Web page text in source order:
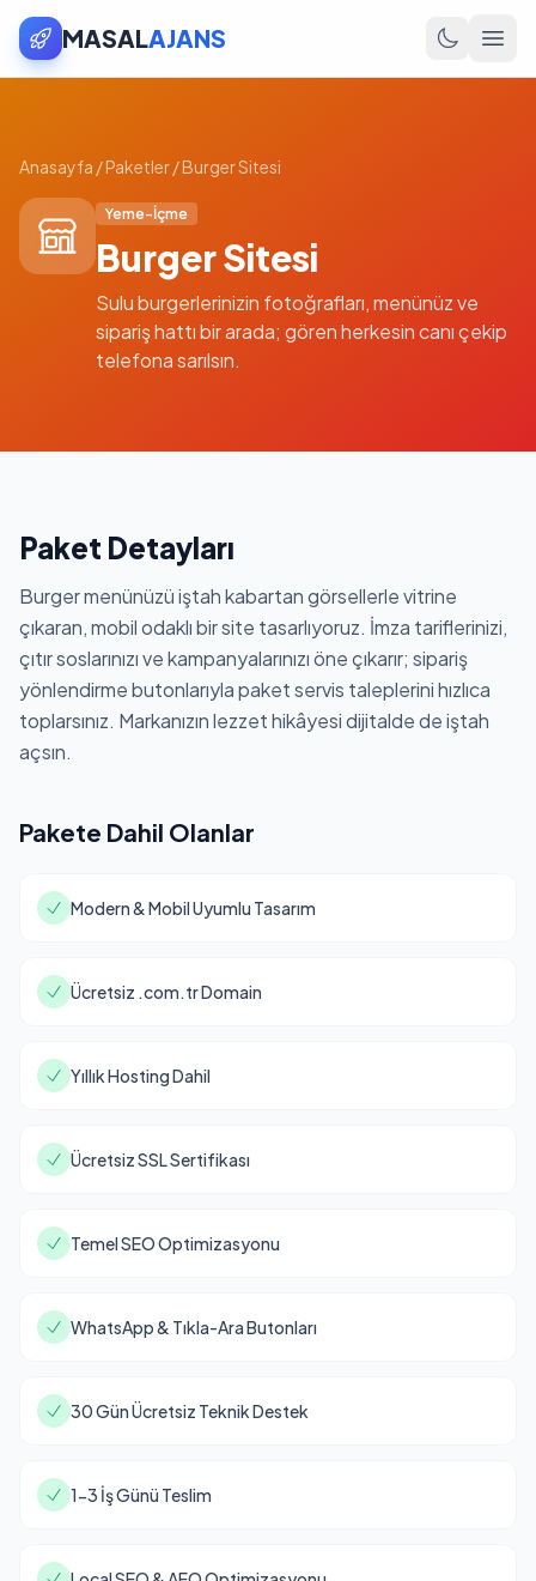
MASALAJANS
Anasayfa /Paketler/Burger Sitesi
Yeme-İçme
Burger Sitesi
Sulu burgerlerinizin fotoğrafları, menünüz ve
sipariş hattı bir arada; gören herkesin canı çekip
telefona sarılsın.
Paket Detayları
Burger menünüzü iştah kabartan görsellerle vitrine
çıkaran, mobil odaklı bir site tasarlıyoruz. İmza tariflerinizi,
çıtır soslarınızı ve kampanyalarınızı öne çıkarır; sipariş
yönlendirme butonlarıyla paket servis taleplerini hızlıca
toplarsınız. Markanızın lezzet hikâyesi dijitalde de iştah
açsın.
Pakete Dahil Olanlar
Modern & Mobil Uyumlu Tasarım
Ücretsiz .com.tr Domain
Yıllık Hosting Dahil
Ücretsiz SSL Sertifikası
Temel SEO Optimizasyonu
WhatsApp & Tıkla-Ara Butonları
30 Gün Ücretsiz Teknik Destek
1-3 İş Günü Teslim